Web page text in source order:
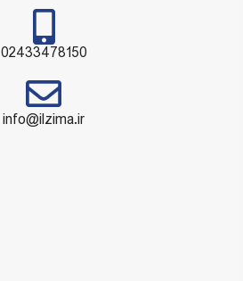
02433478150
info@ilzima.ir